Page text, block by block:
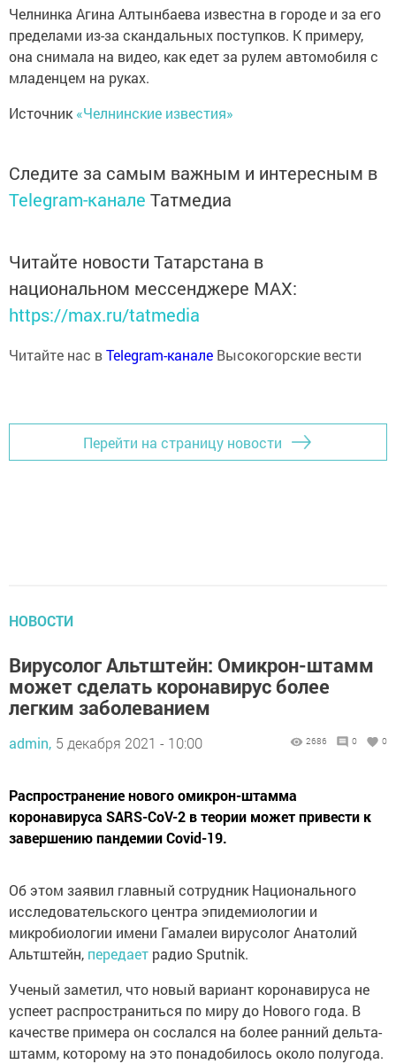
Челнинка Агина Алтынбаева известна в городе и за его
пределами из-за скандальных поступков. К примеру,
она снимала на видео, как едет за рулем автомобиля с
младенцем на руках.
Источник«Челнинские известия»
Следите за самым важным и интересным в
Telegram-канале Татмедиа
Читайте новости Татарстана в
национальном мессенджере MАХ:
https://max.ru/tatmedia
Читайте нас вTelegram-канале Высокогорские вести
Перейти на страницу новости
НОВОСТИ
Вирусолог Альтштейн: Омикрон-штамм
может сделать коронавирус более
легким заболеванием
admin, 5 декабря 2021 - 10:00 2686 0 0
Распространение нового омикрон-штамма
коронавируса SARS-CoV-2 в теории может привести к
завершению пандемии Covid-19.
Об этом заявил главный сотрудник Национального
исследовательского центра эпидемиологии и
микробиологии имени Гамалеи вирусолог Анатолий
Альтштейн, передает радио Sputnik.
Ученый заметил, что новый вариант коронавируса не
успеет распространиться по миру до Нового года. В
качестве примера он сослался на более ранний дельта-
штамм, которому на это понадобилось около полугода.